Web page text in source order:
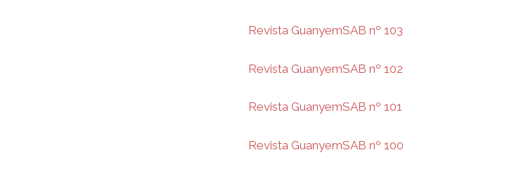
Revista GuanyemSAB nº 103
Revista GuanyemSAB nº 102
Revista GuanyemSAB nº 101
Revista GuanyemSAB nº 100